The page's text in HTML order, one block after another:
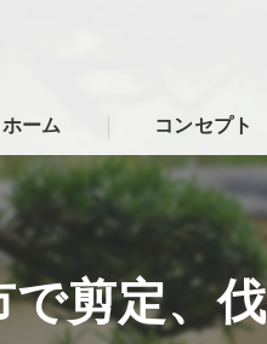
ホーム コンセプト
で剪定、